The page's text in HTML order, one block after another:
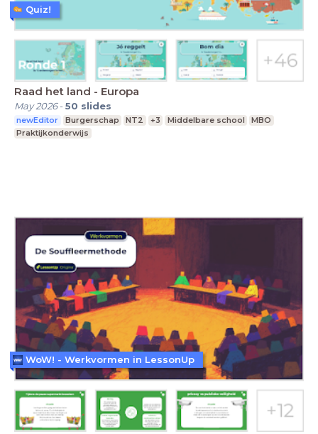
Raad het land - Europa
May 2026-50 slides
newEditor Burgerschap NT2 +3 Middelbare school
MBO
Praktijkonderwijs
Quiz!
WoW! - Werkvormen in LessonUp